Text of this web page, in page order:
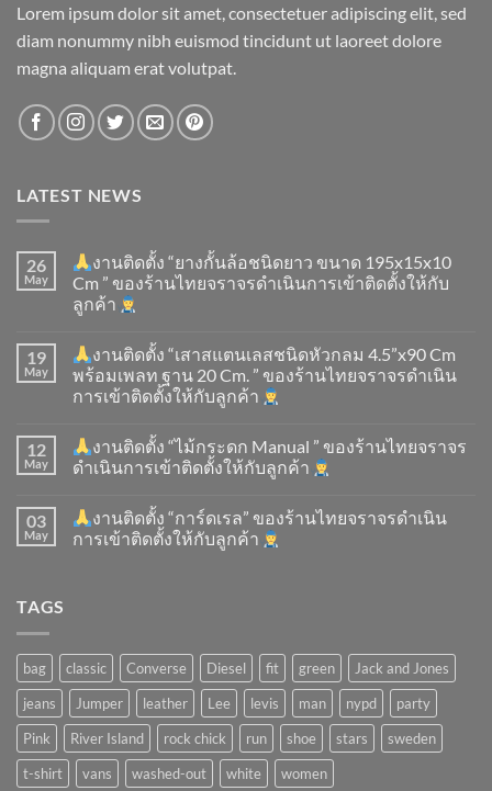
Lorem ipsum dolor sit amet, consectetuer adipiscing elit, sed
diam nonummy nibh euismod tincidunt ut laoreet dolore
magna aliquam erat volutpat.
LATEST NEWS
26
May
งานติดตั้ง “ยางกั้นล้อชนิดยาว ขนาด 195x15x10
Cm ” ของร้านไทยจราจรดำเนินการเข้าติดตั้ง​ให้กับ
ลูกค้า
19
May
งานติดตั้ง “เสาสแตนเลสชนิดหัวกลม 4.5”x90 Cm
พร้อมเพลท ฐาน 20 Cm. ” ของร้านไทยจราจรดำเนิน
การเข้าติดตั้ง​ให้กับลูกค้า
12
May
งานติดตั้ง “ไม้กระดก Manual ” ของร้านไทยจราจร
ดำเนินการเข้าติดตั้ง​ให้กับลูกค้า
03
May
งานติดตั้ง “การ์ดเรล” ของร้านไทยจราจรดำเนิน
การเข้าติดตั้ง​ให้กับลูกค้า
TAGS
bag classic Converse Diesel fit green
Jack and Jones
jeans
Jumper leather Lee levis man nypd
party
Pink
River Island rock chick run shoe stars
sweden
t-shirt
vans washed-out white women